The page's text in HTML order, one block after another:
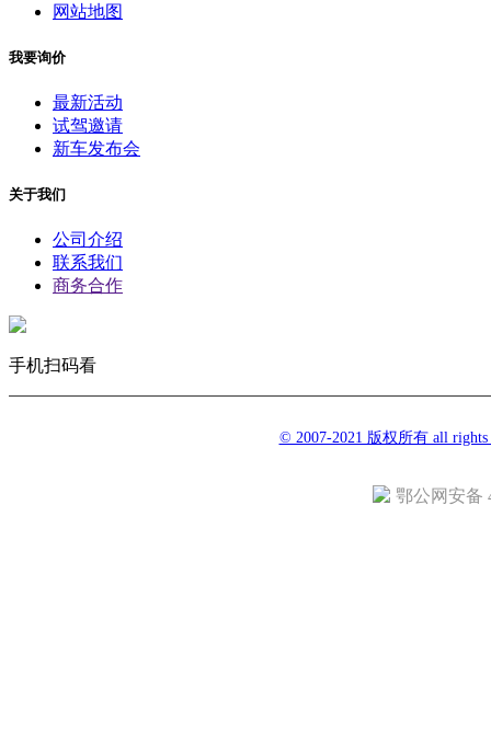
网站地图
我要询价
最新活动
试驾邀请
新车发布会
关于我们
公司介绍
联系我们
商务合作
手机扫码看
© 2007-2021 版权所有 all
鄂公网安备